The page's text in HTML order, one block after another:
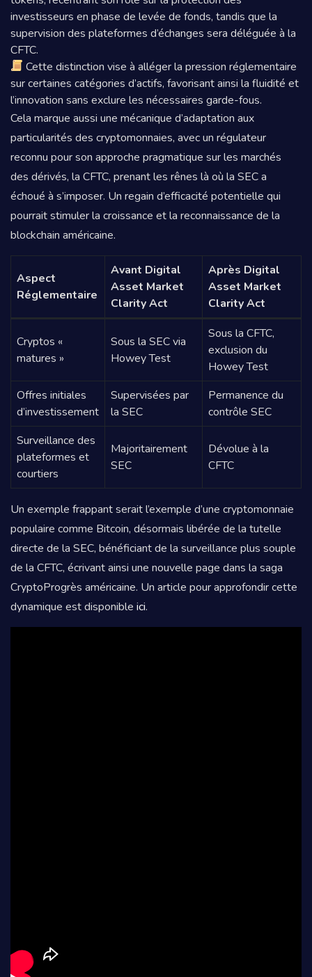
investisseurs en phase de levée de fonds, tandis que la
supervision des plateformes d’échanges sera déléguée à la
CFTC.
Cette distinction vise à alléger la pression réglementaire
sur certaines catégories d’actifs, favorisant ainsi la fluidité et
l’innovation sans exclure les nécessaires garde-fous.
Cela marque aussi une mécanique d’adaptation aux
particularités des cryptomonnaies, avec un régulateur
reconnu pour son approche pragmatique sur les marchés
des dérivés, la CFTC, prenant les rênes là où la SEC a
échoué à s’imposer. Un regain d’efficacité potentielle qui
pourrait stimuler la croissance et la reconnaissance de la
blockchain américaine.
Aspect
Réglementaire
Avant Digital
Asset Market
Clarity Act
Après Digital
Asset Market
Clarity Act
Cryptos «
matures »
Sous la SEC via
Howey Test
Sous la CFTC,
exclusion du
Howey Test
Offres initiales
d’investissement
Supervisées par
la SEC
Permanence du
contrôle SEC
Surveillance des
plateformes et
courtiers
Majoritairement
SEC
Dévolue à la
CFTC
Un exemple frappant serait l’exemple d’une cryptomonnaie
populaire comme Bitcoin, désormais libérée de la tutelle
directe de la SEC, bénéficiant de la surveillance plus souple
de la CFTC, écrivant ainsi une nouvelle page dans la saga
CryptoProgrès américaine. Un article pour approfondir cette
dynamique est disponible ici.